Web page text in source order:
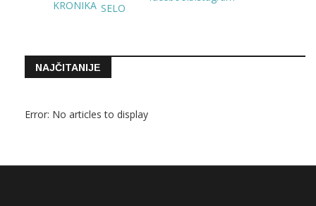
NAJČITANIJE
Error: No articles to display